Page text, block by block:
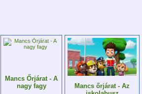
Mancs Őrjárat - A
nagy fagy
Mancs őrjárat - Az